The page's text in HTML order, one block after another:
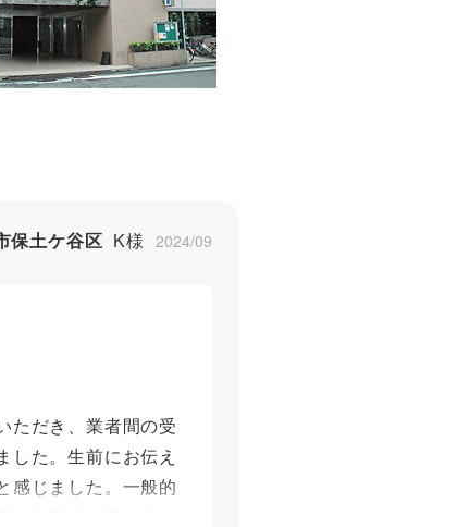
保土ケ谷区 K様 2024/09
ただき、業者間の受
た。生前にお伝え
感じました。一般的